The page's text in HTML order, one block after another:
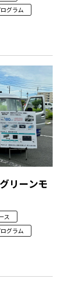
グラム
リーンモ
ス
グラム